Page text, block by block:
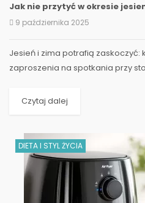
Jak nie przytyć w okresie
9 października 2025
Jesień i zima potrafią zaskoczyć:
zaproszenia na spotkania przy
Czytaj dalej
DIETA I STYL ŻYCIA